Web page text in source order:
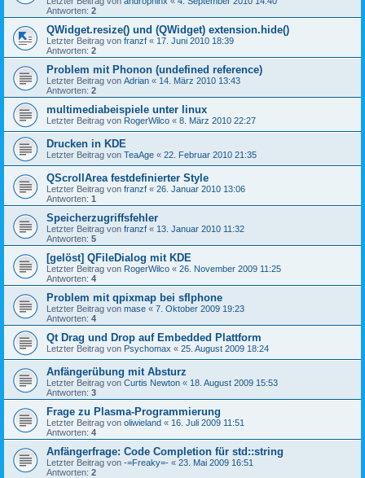
Antworten: 2
QWidget.resize() und (QWidget) extension.hide()
Letzter Beitrag von franzf « 17. Juni 2010 18:39
Antworten: 2
Problem mit Phonon (undefined reference)
Letzter Beitrag von Adrian « 14. März 2010 13:43
Antworten: 2
multimediabeispiele unter linux
Letzter Beitrag von RogerWilco « 8. März 2010 22:27
Drucken in KDE
Letzter Beitrag von TeaAge « 22. Februar 2010 21:35
QScrollArea festdefinierter Style
Letzter Beitrag von franzf « 26. Januar 2010 13:06
Antworten: 1
Speicherzugriffsfehler
Letzter Beitrag von franzf « 13. Januar 2010 11:32
Antworten: 5
[gelöst] QFileDialog mit KDE
Letzter Beitrag von RogerWilco « 26. November 2009 11:25
Antworten: 4
Problem mit qpixmap bei sflphone
Letzter Beitrag von mase « 7. Oktober 2009 19:23
Antworten: 4
Qt Drag und Drop auf Embedded Plattform
Letzter Beitrag von Psychomax « 25. August 2009 18:24
Anfängerübung mit Absturz
Letzter Beitrag von Curtis Newton « 18. August 2009 15:53
Antworten: 3
Frage zu Plasma-Programmierung
Letzter Beitrag von oliwieland « 16. Juli 2009 11:51
Antworten: 4
Anfängerfrage: Code Completion für std::string
Letzter Beitrag von -=Freaky=- « 23. Mai 2009 16:51
Antworten: 2